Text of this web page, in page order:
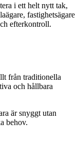
i ett helt nytt tak,
fastighetsägare
efterkontroll.
från traditionella
och hållbara
är snyggt utan
behov.